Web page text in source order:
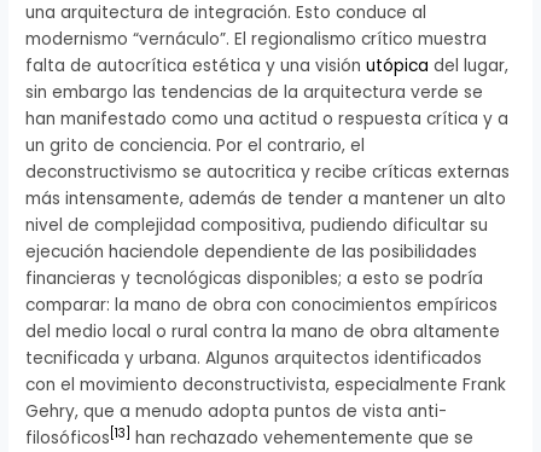
una arquitectura de integración. Esto conduce al
modernismo “vernáculo”. El regionalismo crítico muestra
falta de autocrítica estética y una visiónutópica del lugar,
sin embargo las tendencias de la arquitectura verde se
han manifestado como una actitud o respuesta crítica y a
un grito de conciencia. Por el contrario, el
deconstructivismo se autocritica y recibe críticas externas
más intensamente, además de tender a mantener un alto
nivel de complejidad compositiva, pudiendo dificultar su
ejecución haciendole dependiente de las posibilidades
financieras y tecnológicas disponibles; a esto se podría
comparar: la mano de obra con conocimientos empíricos
del medio local o rural contra la mano de obra altamente
tecnificada y urbana. Algunos arquitectos identificados
con el movimiento deconstructivista, especialmente Frank
Gehry, que a menudo adopta puntos de vista anti-
filosóficos [13 han rechazado vehementemente que se